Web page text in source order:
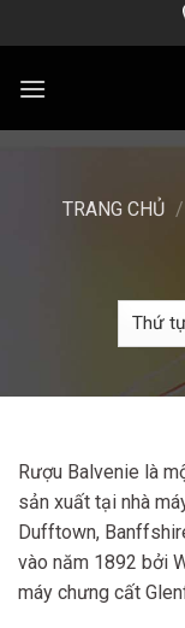
to
TRANG CHỦ /
Rượu Balvenie là
sản xuất tại nhà
Dufftown,
vào năm 1892 bởi
máy chưng cất